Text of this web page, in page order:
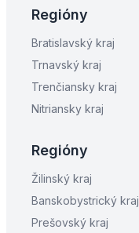
Regióny
Bratislavský kraj
Trnavský kraj
Trenčiansky kraj
Nitriansky kraj
Regióny
Žilinský kraj
Banskobystrický kraj
Prešovský kraj